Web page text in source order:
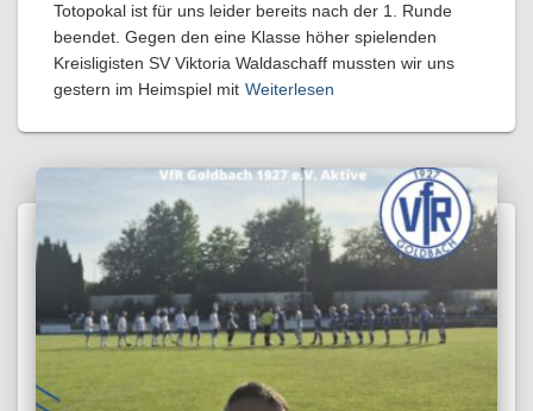
Totopokal ist für uns leider bereits nach der 1. Runde
beendet. Gegen den eine Klasse höher spielenden
Kreisligisten SV Viktoria Waldaschaff mussten wir uns
gestern im Heimspiel mit Weiterlesen